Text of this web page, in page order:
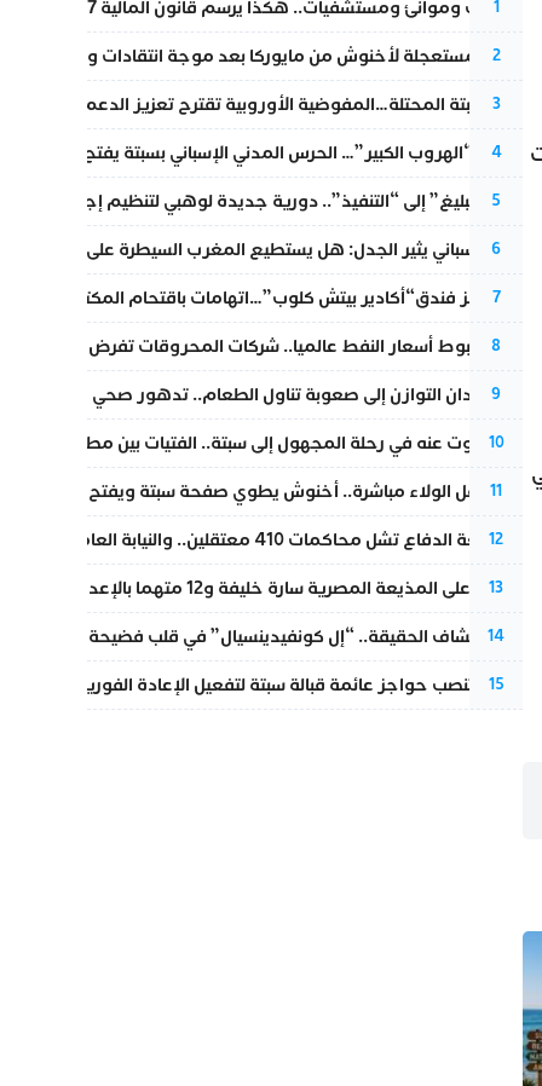
1
قطارات وموانئ ومستشفيات.. هكذا يرسم قانون المالية 2027 خارطة المغرب المقبل
2
عودة مستعجلة لأخنوش من مايوركا بعد موجة انتقادات واسعة
3
أزمة سبتة المحتلة…المفوضية الأوروبية تقترح تعزيز الدعم المالي
4
عملية “الهروب الكبير”… الحرس المدني الإسباني بسبتة يفتح قناة
5
من “التبليغ” إلى “التنفيذ”.. دورية جديدة لوهبي لتنظيم إجراءات
6
تقرير إسباني يثير الجدل: هل يستطيع المغرب السيطرة على سبتة
7
أزمة تهز فندق“أكادير بيتش كلوب”…اتهامات باقتحام المكتب النقابي
8
رغم هبوط أسعار النفط عالميا.. شركات المحروقات تفرض زيادة
9
من فقدان التوازن إلى صعوبة تناول الطعام.. تدهور صحي يلاحق
10
المسكوت عنه في رحلة المجهول إلى سبتة.. الفتيات بين مطرقة البحر
11
بعد حفل الولاء مباشرة.. أخنوش يطوي صفحة سبتة ويفتح ملف
12
مقاطعة الدفاع تشل محاكمات 410 معتقلين.. والنيابة العامة تبحث عن حل قانوني
13
الحكم على المذيعة المصرية سارة خليفة و12 متهما بالإعدام في قضية هزت بلاد الفراعنة
14
بعد انكشاف الحقيقة.. “إل كونفيدينسيال” في قلب فضيحة صورة
15
إسبانيا تنصب حواجز عائمة قبالة سبتة لتفعيل الإعادة الفورية